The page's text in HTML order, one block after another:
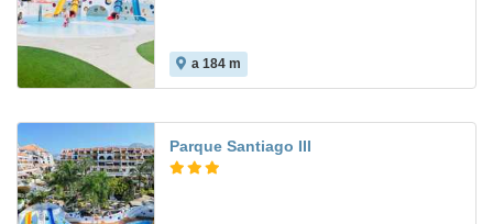
a 184 m
Parque Santiago III